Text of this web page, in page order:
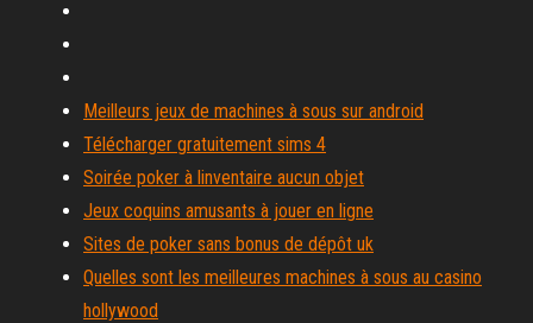
Meilleurs jeux de machines à sous sur android
Télécharger gratuitement sims 4
Soirée poker à linventaire aucun objet
Jeux coquins amusants à jouer en ligne
Sites de poker sans bonus de dépôt uk
Quelles sont les meilleures machines à sous au casino
hollywood